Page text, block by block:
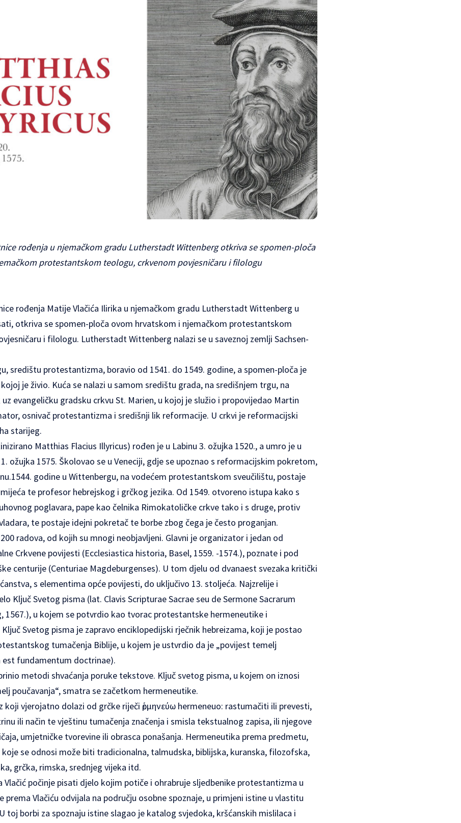
rođenja u njemačkom gradu Lutherstadt Wittenberg otkriva se spomen-ploča
protestantskom teologu, crkvenom povjesničaru i filologu
rođenja Matije Vlačića Ilirika u njemačkom gradu Lutherstadt Wittenberg u
otkriva se spomen-ploča ovom hrvatskom i njemačkom protestantskom
i filologu. Lutherstadt Wittenberg nalazi se u saveznoj zemlji Sachsen-
središtu protestantizma, boravio od 1541. do 1549. godine, a spomen-ploča je
je živio. Kuća se nalazi u samom središtu grada, na središnjem trgu, na
evangeličku gradsku crkvu St. Marien, u kojoj je služio i propovijedao Martin
osnivač protestantizma i središnji lik reformacije. U crkvi je reformacijski
starijeg.
Matthias Flacius Illyricus) rođen je u Labinu 3. ožujka 1520., a umro je u
ožujka 1575. Školovao se u Veneciji, gdje se upoznao s reformacijskim pokretom,
godine u Wittenbergu, na vodećem protestantskom sveučilištu, postaje
te profesor hebrejskog i grčkog jezika. Od 1549. otvoreno istupa kako s
poglavara, pape kao čelnika Rimokatoličke crkve tako i s druge, protiv
te postaje idejni pokretač te borbe zbog čega je često proganjan.
radova, od kojih su mnogi neobjavljeni. Glavni je organizator i jedan od
Crkvene povijesti (Ecclesiastica historia, Basel, 1559. -1574.), poznate i pod
centurije (Centuriae Magdeburgenses). U tom djelu od dvanaest svezaka kritički
s elementima opće povijesti, do uključivo 13. stoljeća. Najzrelije i
Ključ Svetog pisma (lat. Clavis Scripturae Sacrae seu de Sermone Sacrarum
1567.), u kojem se potvrdio kao tvorac protestantske hermeneutike i
Svetog pisma je zapravo enciklopedijski rječnik hebreizama, koji je postao
tumačenja Biblije, u kojem je ustvrdio da je „povijest temelj
est fundamentum doctrinae).
metodi shvaćanja poruke tekstove. Ključ svetog pisma, u kojem on iznosi
poučavanja“, smatra se začetkom hermeneutike.
koji vjerojatno dolazi od grčke riječi ἑρμηνεύω hermeneuo: rastumačiti ili prevesti,
ili način te vještinu tumačenja značenja i smisla tekstualnog zapisa, ili njegove
umjetničke tvorevine ili obrasca ponašanja. Hermeneutika prema predmetu,
se odnosi može biti tradicionalna, talmudska, biblijska, kuranska, filozofska,
grčka, rimska, srednjeg vijeka itd.
Vlačić počinje pisati djelo kojim potiče i ohrabruje sljedbenike protestantizma u
prema Vlačiću odvijala na području osobne spoznaje, u primjeni istine u vlastitu
toj borbi za spoznaju istine slagao je katalog svjedoka, kršćanskih mislilaca i